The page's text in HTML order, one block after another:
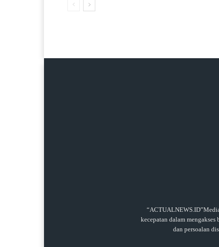
kecepatan dalam
dan persoalan